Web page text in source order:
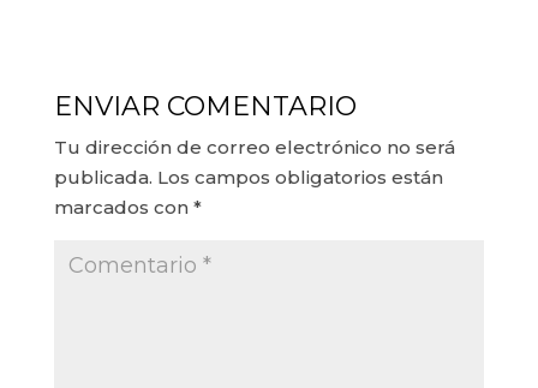
ENVIAR COMENTARIO
Tu dirección de correo electrónico no será
publicada. Los campos obligatorios están
marcados con *